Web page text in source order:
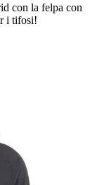
con la felpa con
i tifosi!